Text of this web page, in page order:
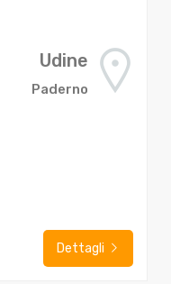
Udine
Paderno
Dettagli